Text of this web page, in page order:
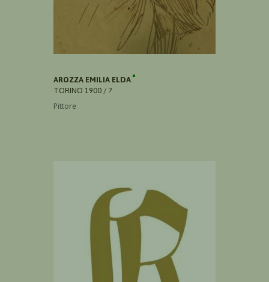
AROZZA EMILIA ELDA
TORINO 1900 / ?
Pittore